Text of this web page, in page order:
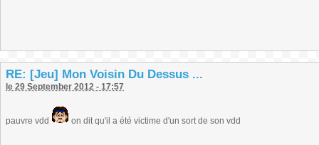
RE: [Jeu] Mon Voisin Du Dessus ...
le 29 September 2012 - 17:57
pauvre vdd on dit qu'il a été victime d'un sort de son vdd